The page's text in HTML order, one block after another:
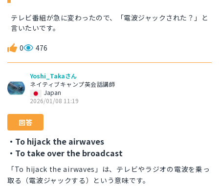
テレビ番組が急に変わったので、「電波ジャックされた？」と
言いたいです。
0 476
Yoshi_Takaさん
ネイティブキャンプ英会話講師
Japan
2026/01/08 11:19
回答
・To hijack the airwaves
・To take over the broadcast
「To hijack the airwaves」は、テレビやラジオの電波を乗っ
取る（電波ジャックする）という意味です。